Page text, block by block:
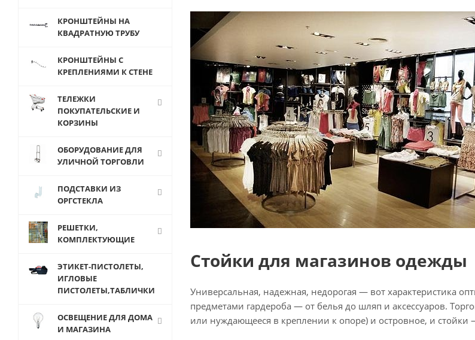
Стойки для магазинов одежды
Универсальная, надежная, недорогая — вот характеристика
предметами гардероба — от белья до шляп и аксессуаров.
или нуждающееся в креплении к опоре) и островное, и
КРОНШТЕЙНЫ НА
КВАДРАТНУЮ ТРУБУ
КРОНШТЕЙНЫ С
КРЕПЛЕНИЯМИ К СТЕНЕ
ТЕЛЕЖКИ
ПОКУПАТЕЛЬСКИЕ И
КОРЗИНЫ
ОБОРУДОВАНИЕ ДЛЯ
УЛИЧНОЙ ТОРГОВЛИ
ПОДСТАВКИ ИЗ
ОРГСТЕКЛА
РЕШЕТКИ,
КОМПЛЕКТУЮЩИЕ
ЭТИКЕТ-ПИСТОЛЕТЫ,
ИГЛОВЫЕ
ПИСТОЛЕТЫ,ТАБЛИЧКИ
ОСВЕЩЕНИЕ ДЛЯ ДОМА
И МАГАЗИНА